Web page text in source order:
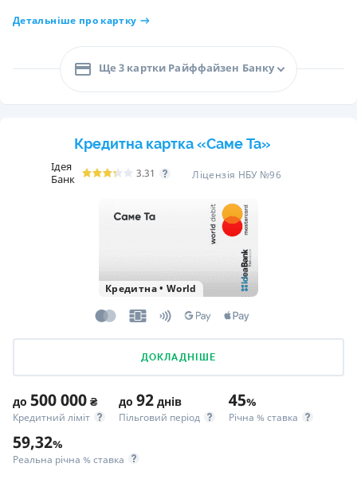
Детальніше про картку
Ще 3 картки Райффайзен Банку
Кредитна картка «Саме Та»
Ідея
Банк
3.31 Ліцензія НБУ №96
Кредитна• World
ДОКЛАДНІШЕ
до 500 000 ₴
Кредитний ліміт
до 92 днів
Пільговий період
45%
Річна % ставка
59,32%
Реальна річна % ставка